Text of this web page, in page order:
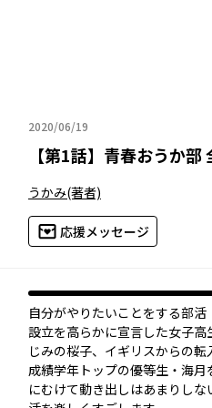
2020/06/19
2020年06月19日
【第1話】 青春おうか部
うかみ(著者)
応援メッセージ
自分がやりたいことをする部活
設立を高らかに宣言した女子高
じみの桜子、イギリスからの転
成績学年トップの優等生・海月
にむけて動き出しはあまりし